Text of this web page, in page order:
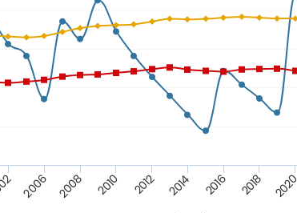
2006 2008 2010 2012 2014 2016 2018 2020